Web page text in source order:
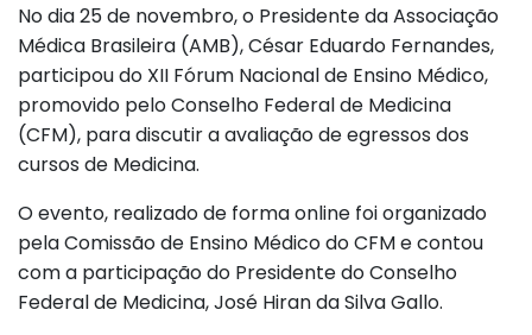
No dia 25 de novembro, o Presidente da Associação
Médica Brasileira (AMB), César Eduardo Fernandes,
participou do XII Fórum Nacional de Ensino Médico,
promovido pelo Conselho Federal de Medicina
(CFM), para discutir a avaliação de egressos dos
cursos de Medicina.
O evento, realizado de forma online foi organizado
pela Comissão de Ensino Médico do CFM e contou
com a participação do Presidente do Conselho
Federal de Medicina, José Hiran da Silva Gallo.